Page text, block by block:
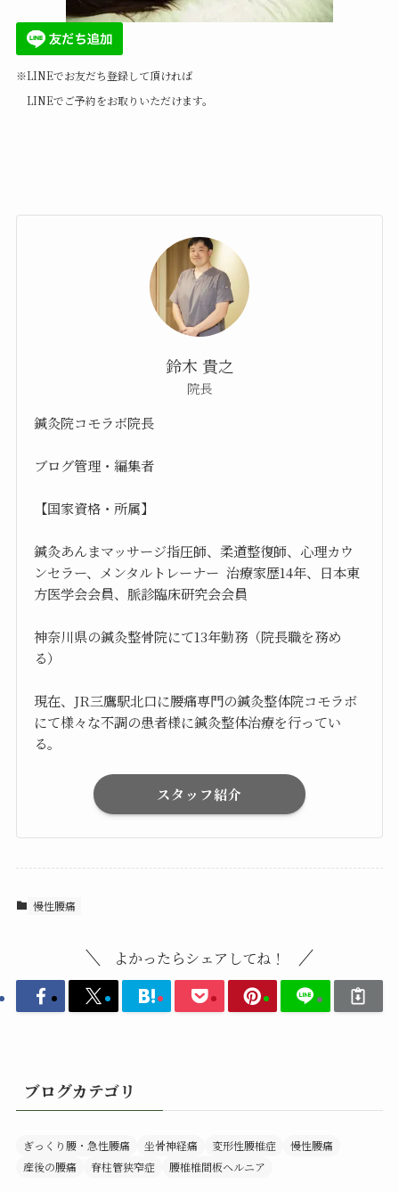
※LINEでお友だち登録して頂ければ
LINEでご予約をお取りいただけます。
鈴木 貴之
院長
鍼灸院コモラボ院長
ブログ管理・編集者
【国家資格・所属】
鍼灸あんまマッサージ指圧師、柔道整復師、心理カウ
ンセラー、メンタルトレーナー 治療家歴14年、日本東
方医学会会員、脈診臨床研究会会員
神奈川県の鍼灸整骨院にて13年勤務（院長職を務め
る）
現在、JR三鷹駅北口に腰痛専門の鍼灸整体院コモラボ
にて様々な不調の患者様に鍼灸整体治療を行ってい
る。
スタッフ紹介
慢性腰痛
よかったらシェアしてね！
ブログカテゴリ
ぎっくり腰・急性腰痛 坐骨神経痛 変形性腰椎症
慢性腰痛
産後の腰痛
脊柱管狭窄症 腰椎椎間板ヘルニア